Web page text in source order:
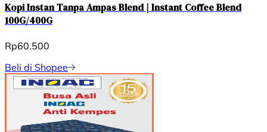
Kopi Instan Tanpa Ampas Blend | Instant Coffee Blend
100G/400G
Rp60.500
Beli di Shopee